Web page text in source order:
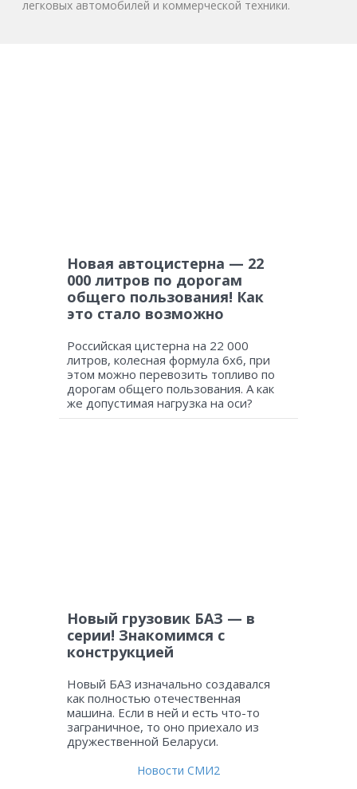
легковых автомобилей и коммерческой техники.
Новая автоцистерна — 22
000 литров по дорогам
общего пользования! Как
это стало возможно
Российская цистерна на 22 000
литров, колесная формула 6х6, при
этом можно перевозить топливо по
дорогам общего пользования. А как
же допустимая нагрузка на оси?
Новый грузовик БАЗ — в
серии! Знакомимся с
конструкцией
Новый БАЗ изначально создавался
как полностью отечественная
машина. Если в ней и есть что-то
заграничное, то оно приехало из
дружественной Беларуси.
Новости СМИ2